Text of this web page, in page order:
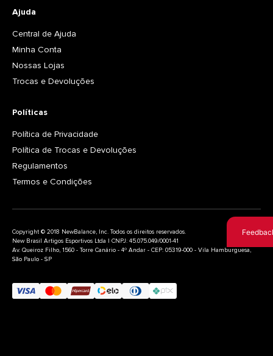
Ajuda
Central de Ajuda
Minha Conta
Nossas Lojas
Trocas e Devoluções
Políticas
Política de Privacidade
Política de Trocas e Devoluções
Regulamentos
Termos e Condições
Copyright © 2018 NewBalance, Inc. Todos os direitos reservados.
New Brasil Artigos Esportivos Ltda | CNPJ: 45.075.049/0001-41
Av. Queiroz Filho, 1560 - Torre Canário - 4º Andar - CEP: 05319-000 - Vila Hamburguesa,
São Paulo - SP